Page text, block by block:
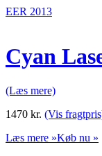
EER 2013
Cyan
(Læs mere)
1470 kr. (Vis
Læs mere »Køb nu »